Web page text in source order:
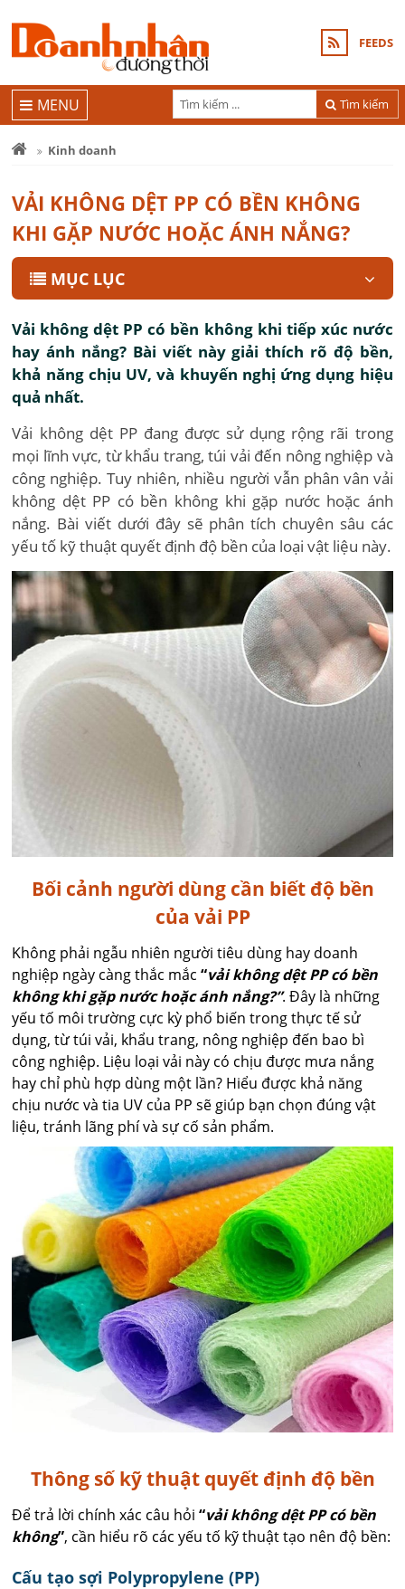
FEEDS
Tìm kiếm
MENU
Kinh doanh
VẢI KHÔNG DỆT PP CÓ BỀN KHÔNG
KHI GẶP NƯỚC HOẶC ÁNH NẮNG?
MỤC LỤC
Vải không dệt PP có bền không khi tiếp xúc nước
hay ánh nắng? Bài viết này giải thích rõ độ bền,
khả năng chịu UV, và khuyến nghị ứng dụng hiệu
quả nhất.
Vải không dệt PP đang được sử dụng rộng rãi trong
mọi lĩnh vực, từ khẩu trang, túi vải đến nông nghiệp và
công nghiệp. Tuy nhiên, nhiều người vẫn phân vân vải
không dệt PP có bền không khi gặp nước hoặc ánh
nắng. Bài viết dưới đây sẽ phân tích chuyên sâu các
yếu tố kỹ thuật quyết định độ bền của loại vật liệu này.
Bối cảnh người dùng cần biết độ bền
của vải PP
Không phải ngẫu nhiên người tiêu dùng hay doanh
nghiệp ngày càng thắc mắc“vải không dệt PP có bền
không khi gặp nước hoặc ánh nắng?”. Đây là những
yếu tố môi trường cực kỳ phổ biến trong thực tế sử
dụng, từ túi vải, khẩu trang, nông nghiệp đến bao bì
công nghiệp. Liệu loại vải này có chịu được mưa nắng
hay chỉ phù hợp dùng một lần? Hiểu được khả năng
chịu nước và tia UV của PP sẽ giúp bạn chọn đúng vật
liệu, tránh lãng phí và sự cố sản phẩm.
Thông số kỹ thuật quyết định độ bền
Để trả lời chính xác câu hỏi“vải không dệt PP có bền
không”, cần hiểu rõ các yếu tố kỹ thuật tạo nên độ bền:
Cấu tạo sợi Polypropylene (PP)